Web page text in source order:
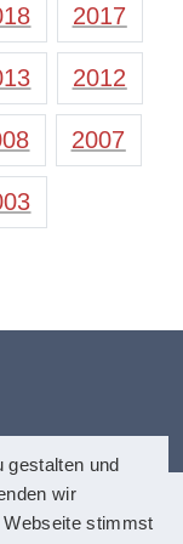
2017
2012
2007
gestalten und
wir
stimmst